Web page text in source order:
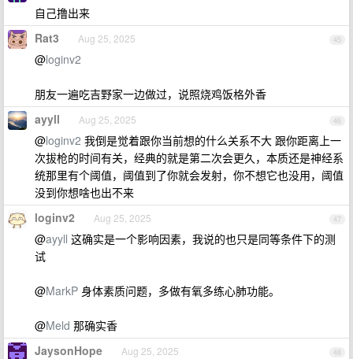
自己撸出来
45
Rat3 Aug 25, 2025
@loginv2
朋友一遍吃吉野家一边做过，说照烧鸡饭格外香
46
ayyll Aug 25, 2025
@loginv2 我倒是觉着跟你当前想的什么关系不大 跟你距离上一
次拔枪的时间有关，经典的就是第二次会更久，本质还是神经系
统那里有个阈值，阈值到了你就会发射，你不想它也没用，阈值
没到你想啥也出不来
47
loginv2 Aug 25, 2025
@ayyll 这确实是一个影响因素，我说的也只是同等条件下的测
试
@MarkP 身体素质问题，多做有氧多练心肺功能。
@Meld 那确实香
48
JaysonHope Aug 25, 2025